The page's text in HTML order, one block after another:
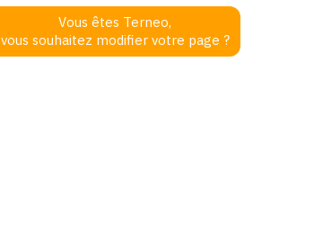
Vous êtes Terneo,
vous souhaitez modifier votre page ?